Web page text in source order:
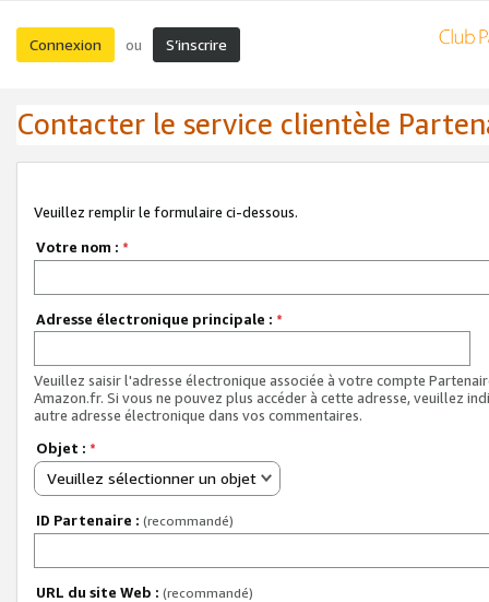
Connexion ou S’inscrire
Contacter le service clientèle
Veuillez remplir le formulaire ci-dessous.
Votre nom : *
Adresse électronique principale : *
Veuillez saisir l'adresse électronique associée à votre compte
Amazon.fr. Si vous ne pouvez plus accéder à cette adresse, veuillez
autre adresse électronique dans vos commentaires.
Objet : *
Veuillez sélectionner un objet
ID Partenaire : (recommandé)
URL du site Web : (recommandé)